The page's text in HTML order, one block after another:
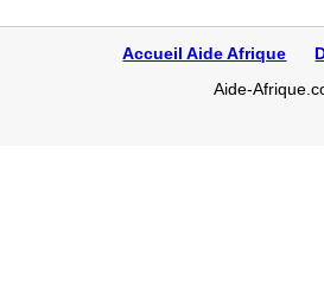
Accueil Aide Afrique
Aide-